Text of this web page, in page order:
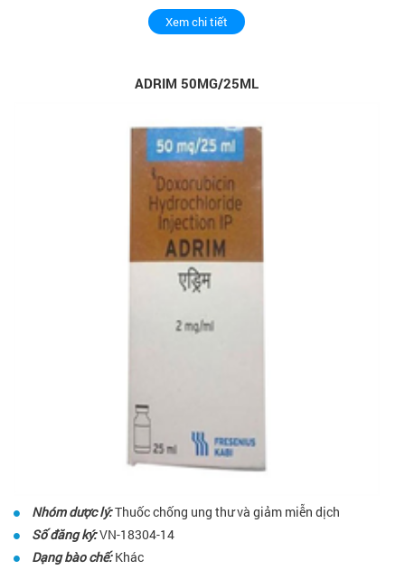
Xem chi tiết
ADRIM 50MG/25ML
Nhóm dược lý:Thuốc chống ung thư và giảm miễn dịch
Số đăng ký:VN-18304-14
Dạng bào chế:Khác